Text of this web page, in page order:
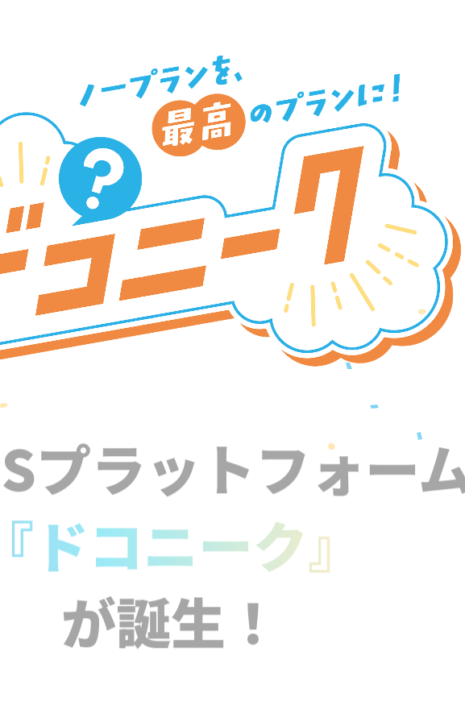
プラットフォーム
ドコニーク』
が誕生！